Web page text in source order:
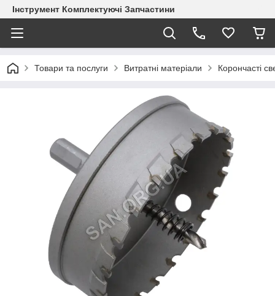
Інструмент Комплектуючі Запчастини
Товари та послуги Витратні матеріали Корончасті